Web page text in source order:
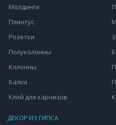
Молдинги
Плинтус
Розетки
Полуколонны
Колонны
Балки
Клей для карнизов
ДЕКОР ИЗ ГИПСА